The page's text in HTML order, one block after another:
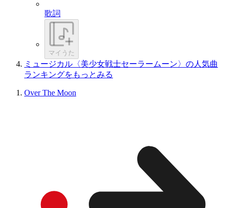
歌詞
マイうた
ミュージカル〈美少女戦士セーラームーン〉の人気曲
ランキングをもっとみる
Over The Moon